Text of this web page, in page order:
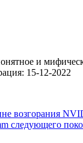
и
15-12-2022
возгорания
следующего